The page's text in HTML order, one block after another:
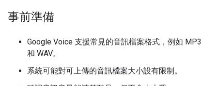
事前準備
Google Voice 支援常見的音訊檔案格式，例如 MP3
和 WAV。
系統可能對可上傳的音訊檔案大小設有限制。